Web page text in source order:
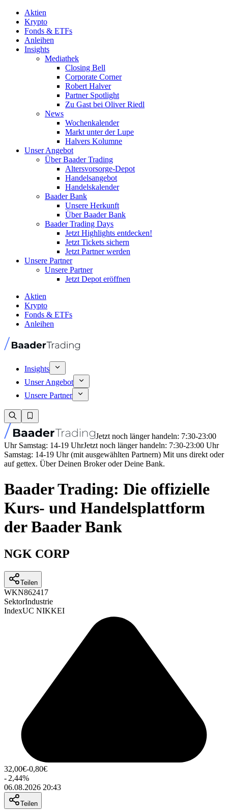
Aktien
Krypto
Fonds & ETFs
Anleihen
Insights
Mediathek
Closing Bell
Corporate Corner
Robert Halver
Partner Spotlight
Zu Gast bei Oliver Riedl
News
Wochenkalender
Markt unter der Lupe
Halvers Kolumne
Unser Angebot
Über Baader Trading
Altersvorsorge-Depot
Handelsangebot
Handelskalender
Baader Bank
Unsere Herkunft
Über Baader Bank
Baader Trading Days
Jetzt Highlights entdecken!
Jetzt Tickets sichern
Jetzt Partner werden
Unsere Partner
Unsere Partner
Jetzt Depot eröffnen
Aktien
Krypto
Fonds & ETFs
Anleihen
Insights
Unser Angebot
Unsere Partner
Jetzt noch länger handeln: 7:30-23:00
Uhr Samstag: 14-19 UhrJetzt noch länger handeln: 7:30-23:00 Uhr
Samstag: 14-19 Uhr (mit ausgewählten Partnern) Mit uns direkt oder
auf gettex. Über Deinen Broker oder Deine Bank.
Baader Trading: Die offizielle
Kurs- und Handelsplattform
der Baader Bank
NGK CORP
Teilen
WKN862417
SektorIndustrie
IndexUC NIKKEI
32,00€-0,80€
- 2,44%
06.08.2026 20:43
Teilen